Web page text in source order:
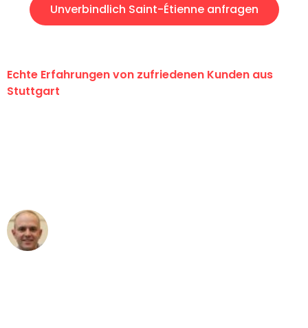
Unverbindlich Saint-Étienne anfragen
Echte Erfahrungen von zufriedenen Kunden aus
Stuttgart